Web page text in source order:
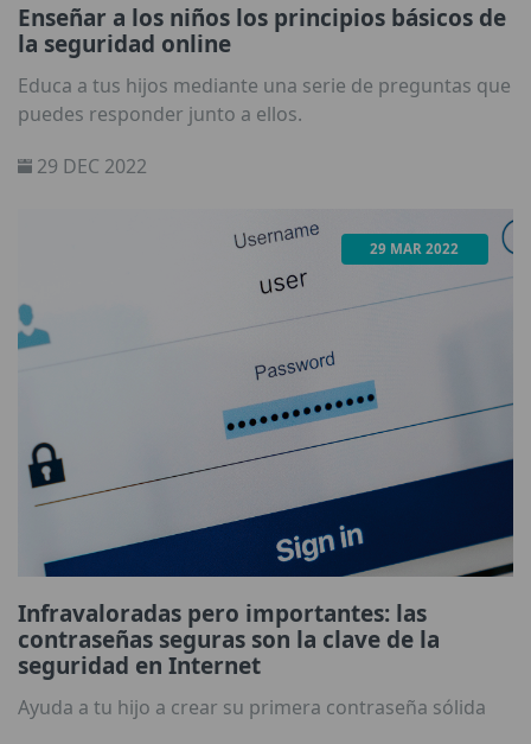
Enseñar a los niños los principios básicos de
la seguridad online
Educa a tus hijos mediante una serie de preguntas que
puedes responder junto a ellos.
29 DEC 2022
29 MAR 2022
Infravaloradas pero importantes: las
contraseñas seguras son la clave de la
seguridad en Internet
Ayuda a tu hijo a crear su primera contraseña sólida